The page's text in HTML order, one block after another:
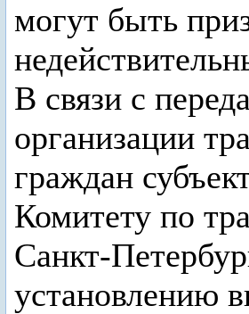
могут быть
В связи с
организации
граждан
Комитету по
Санкт-
установлению